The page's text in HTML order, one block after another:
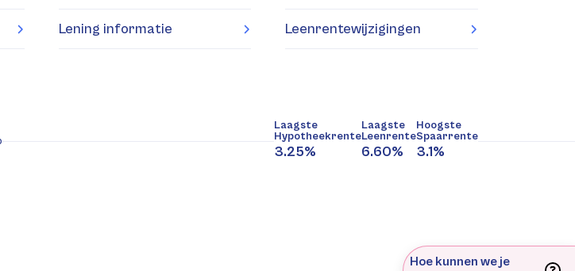
Lening informatie Leenrentewijzigingen
Laagste
Hypotheekrente
3.25%
Laagste
Leenrente
6.60%
Hoogste
Spaarrente
3.1%
Hoe kunnen we je